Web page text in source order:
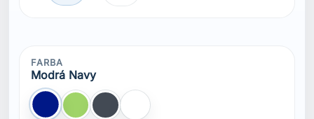
FARBA
Modrá Navy
Modrá Navy
Zelená Čierna Biela